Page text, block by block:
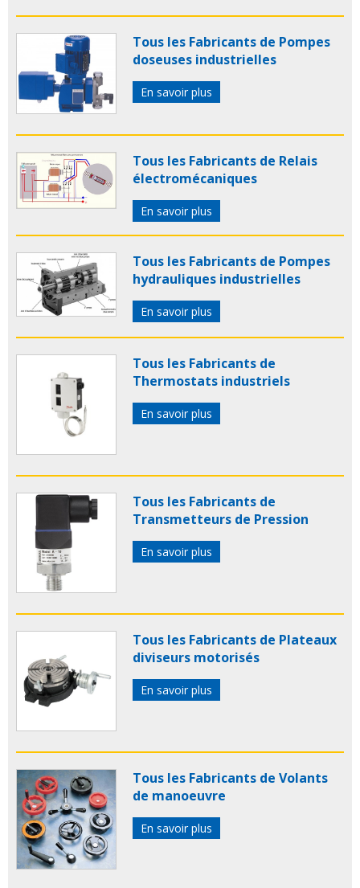
Tous les Fabricants de Pompes
doseuses industrielles
En savoir plus
Tous les Fabricants de Relais
électromécaniques
En savoir plus
Tous les Fabricants de Pompes
hydrauliques industrielles
En savoir plus
Tous les Fabricants de
Thermostats industriels
En savoir plus
Tous les Fabricants de
Transmetteurs de Pression
En savoir plus
Tous les Fabricants de Plateaux
diviseurs motorisés
En savoir plus
Tous les Fabricants de Volants
de manoeuvre
En savoir plus